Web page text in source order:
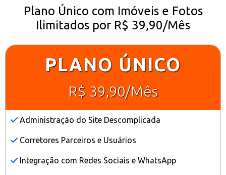
Plano Único com Imóveis e Fotos
Ilimitados por R$ 39,90/Mês
PLANO ÚNICO
R$ 39,90/Mês
Administração do Site Descomplicada
Corretores Parceiros e Usuários
Integração com Redes Sociais e WhatsApp